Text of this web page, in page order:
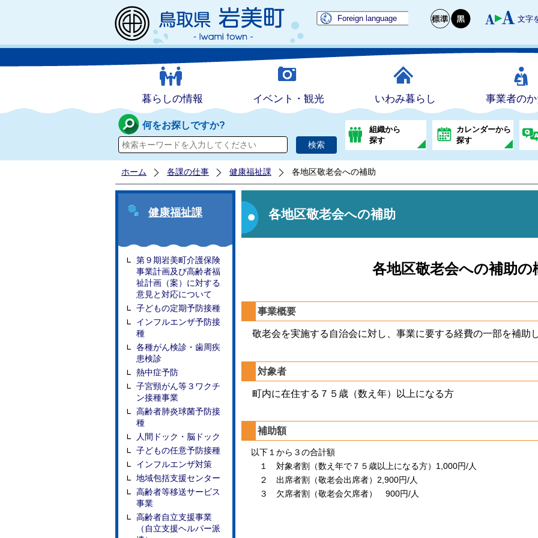
文字
Foreign language
暮らしの情報 イベント・観光 いわみ暮らし 事業者の
何をお探しですか?
組織から
探す
カレンダーから
探す
ホーム 各課の仕事 健康福祉課 各地区敬老会への補助
健康福祉課
第９期岩美町介護保険
事業計画及び高齢者福
祉計画（案）に対する
意見と対応について
子どもの定期予防接種
インフルエンザ予防接
種
各種がん検診・歯周疾
患検診
熱中症予防
子宮頸がん等３ワクチ
ン接種事業
高齢者肺炎球菌予防接
種
人間ドック・脳ドック
子どもの任意予防接種
インフルエンザ対策
地域包括支援センター
高齢者等移送サービス
事業
高齢者自立支援事業
（自立支援ヘルパー派
各地区敬老会への補助
各地区敬老会への補助の
事業概要
敬老会を実施する自治会に対し、事業に要する経費の一部を補助
対象者
町内に在住する７５歳（数え年）以上になる方
補助額
以下１から３の合計額
１ 対象者割（数え年で７５歳以上になる方） 1,000円/人
２ 出席者割（敬老会出席者） 2,900円/人
３ 欠席者割（敬老会欠席者） 900円/人